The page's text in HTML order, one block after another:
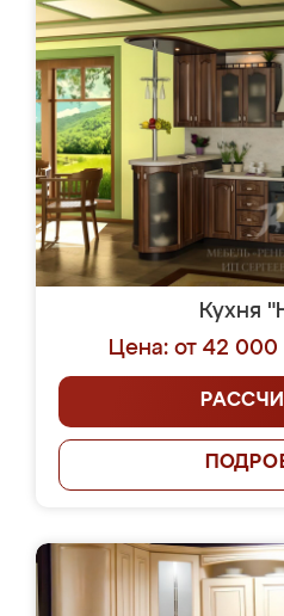
Кухня
Цена: от 42 000